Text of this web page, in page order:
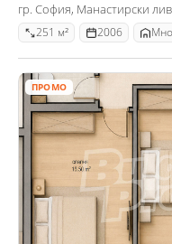
гр. София, Манастирски
251 м² 2006
ПРОМО